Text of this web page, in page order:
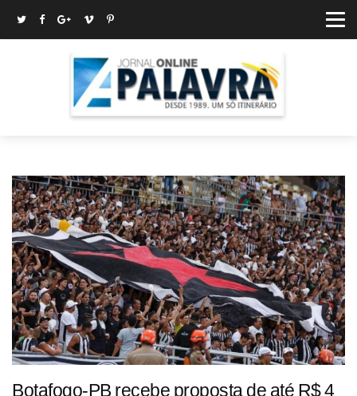
Botafogo-PB recebe proposta de até R$ 4